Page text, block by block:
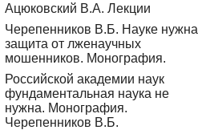
Ацюковский В.А. Лекции
Черепенников В.Б. Науке нужна
защита от лженаучных
мошенников. Монография.
Российской академии наук
фундаментальная наука не
нужна. Монография.
Черепенников В.Б.